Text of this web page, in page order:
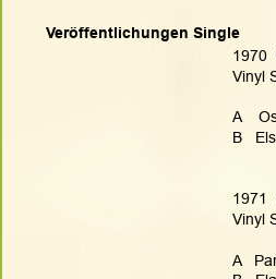
Veröffentlichungen Single
1970
Vinyl
A
B
1971
Vinyl
A